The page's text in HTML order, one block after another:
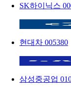
SK하이닉스
현대차 005380
삼성중공업